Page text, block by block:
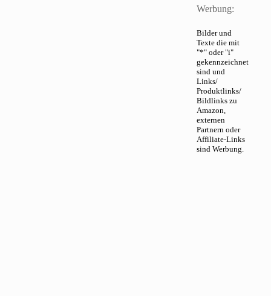
Werbung:
Bilder und
Texte die mit
"*" oder "i"
gekennzeichnet
sind und
Links/
Produktlinks/
Bildlinks zu
Amazon,
externen
Partnern oder
Affiliate-Links
sind Werbung.